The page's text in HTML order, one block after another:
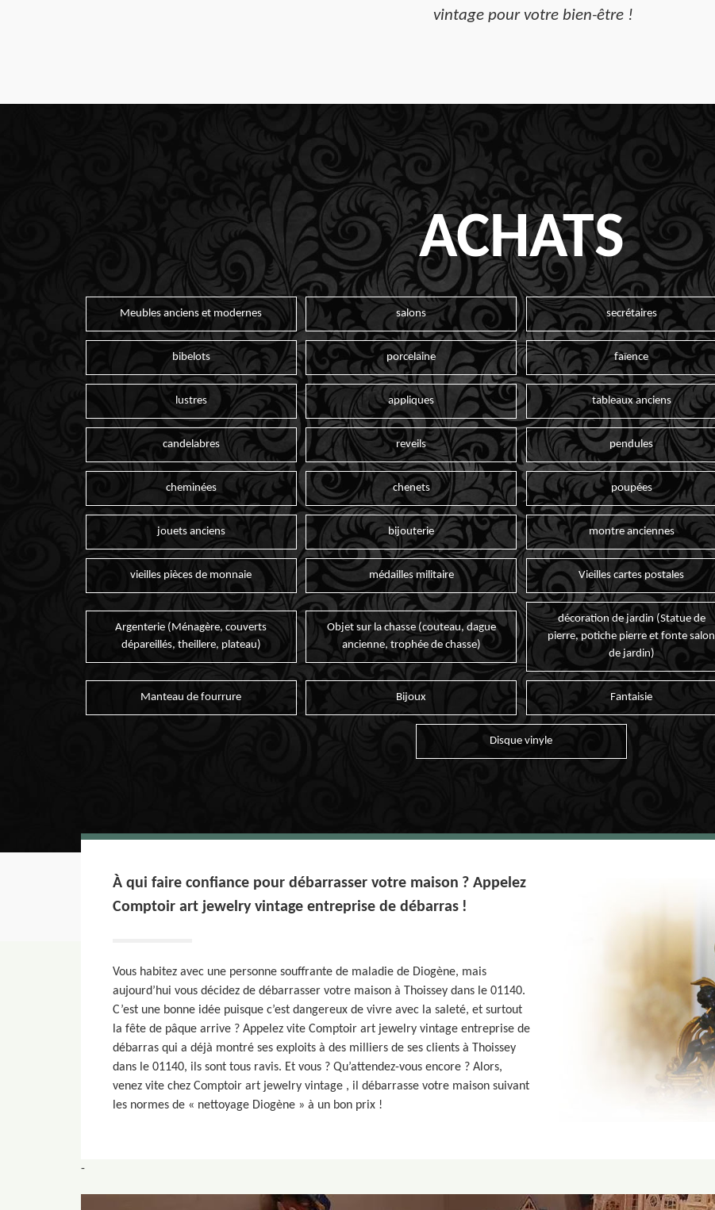
vintage pour votre bien-être !
ACHATS
Meubles anciens et modernes salons secrétaires
bibelots porcelaine faïence
lustres appliques tableaux anciens
candelabres reveils pendules
cheminées chenets poupées
jouets anciens bijouterie montre anciennes
vieilles pièces de monnaie médailles militaire Vieilles cartes postales
Argenterie (Ménagère, couverts
dépareillés, theillere, plateau)
Objet sur la chasse (couteau, dague
ancienne, trophée de chasse)
décoration de jardin (Statue de
pierre, potiche pierre et fonte salon
de jardin)
Manteau de fourrure Bijoux Fantaisie
Disque vinyle
À qui faire confiance pour débarrasser votre maison ? Appelez
Comptoir art jewelry vintage entreprise de débarras !
Vous habitez avec une personne souffrante de maladie de Diogène, mais
aujourd’hui vous décidez de débarrasser votre maison à Thoissey dans le 01140.
C’est une bonne idée puisque c’est dangereux de vivre avec la saleté, et surtout
la fête de pâque arrive ? Appelez vite Comptoir art jewelry vintage entreprise de
débarras qui a déjà montré ses exploits à des milliers de ses clients à Thoissey
dans le 01140, ils sont tous ravis. Et vous ? Qu’attendez-vous encore ? Alors,
venez vite chez Comptoir art jewelry vintage , il débarrasse votre maison suivant
les normes de « nettoyage Diogène » à un bon prix !
-